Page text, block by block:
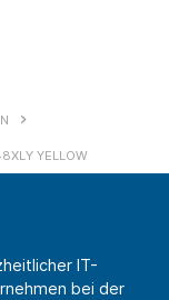
YELLOW
IT-
bei der